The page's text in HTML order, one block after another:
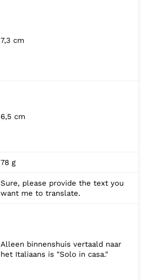
7,3 cm
6,5 cm
78 g
Sure, please provide the text you
want me to translate.
Alleen binnenshuis vertaald naar
het Italiaans is "Solo in casa."